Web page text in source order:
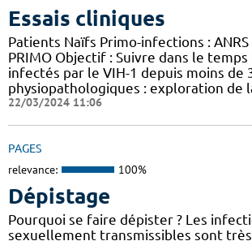
Essais cliniques
Patients Naïfs Primo-infections : ANRS
PRIMO Objectif : Suivre dans le
infectés par le VIH-1 depuis moins de
physiopathologiques : exploration de
22/03/2024 11:06
PAGES
relevance: 100%
Dépistage
Pourquoi se faire dépister ? Les
sexuellement transmissibles sont